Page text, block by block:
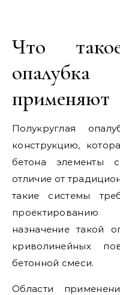
Что
применяют
Полукруглая
конструкцию,
бетона элементы
отличие от
такие системы
назначение такой
криволинейных
бетонной смеси.
Области